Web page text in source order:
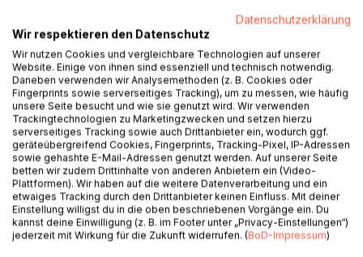
Titel bewerten
BESCHREIBUNG
Das Buch lädt ein, die französische Sprache auf eine
entspannte Weise neu zu entdecken.
Datenschutzerklärung
Wir respektieren den Datenschutz
Wir nutzen Cookies und vergleichbare Technologien auf unserer
Website. Einige von ihnen sind essenziell und technisch notwendig.
Daneben verwenden wir Analysemethoden (z. B. Cookies oder
Fingerprints sowie serverseitiges Tracking), um zu messen, wie häufig
unsere Seite besucht und wie sie genutzt wird. Wir verwenden
Trackingtechnologien zu Marketingzwecken und setzen hierzu
serverseitiges Tracking sowie auch Drittanbieter ein, wodurch ggf.
geräteübergreifend Cookies, Fingerprints, Tracking-Pixel, IP-Adressen
sowie gehashte E-Mail-Adressen genutzt werden. Auf unserer Seite
betten wir zudem Drittinhalte von anderen Anbietern ein (Video-
Plattformen). Wir haben auf die weitere Datenverarbeitung und ein
etwaiges Tracking durch den Drittanbieter keinen Einfluss. Mit deiner
Einstellung willigst du in die oben beschriebenen Vorgänge ein. Du
kannst deine Einwilligung (z. B. im Footer unter „Privacy-Einstellungen“)
jederzeit mit Wirkung für die Zukunft widerrufen. (BoD-Impressum)